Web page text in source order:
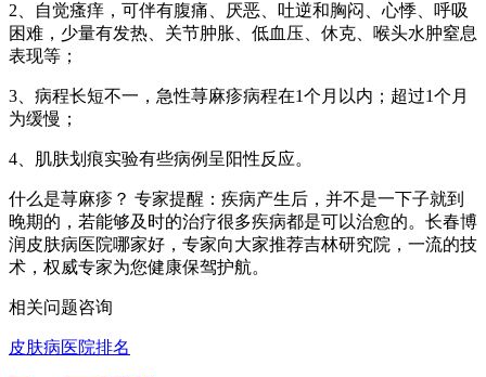
2、自觉瘙痒，可伴有腹痛、厌恶、吐逆和胸闷、心悸、呼吸
困难，少量有发热、关节肿胀、低血压、休克、喉头水肿窒息
表现等；
3、病程长短不一，急性荨麻疹病程在1个月以内；超过1个月
为缓慢；
4、肌肤划痕实验有些病例呈阳性反应。
什么是荨麻疹？ 专家提醒：疾病产生后，并不是一下子就到
晚期的，若能够及时的治疗很多疾病都是可以治愈的。长春博
润皮肤病医院哪家好，专家向大家推荐吉林研究院，一流的技
术，权威专家为您健康保驾护航。
相关问题咨询
皮肤病医院排名